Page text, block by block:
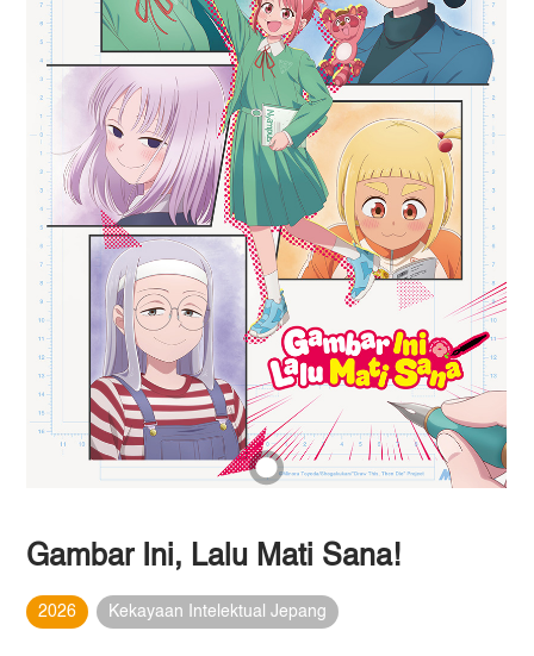
Gambar Ini, Lalu Mati Sana!
2026 Kekayaan Intelektual Jepang